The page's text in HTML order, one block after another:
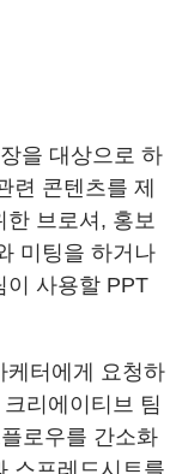
을 대상으로 하
련 콘텐츠를 제
브로셔, 홍보
미팅을 하거나
이 사용할 PPT
케터에게 요청하
리에이티브 팀
로우를 간소화
스프레드시트를